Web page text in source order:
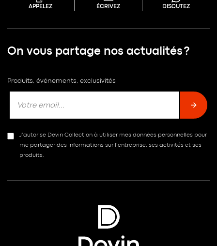
APPELEZ ÉCRIVEZ DISCUTEZ
On vous partage nos actualités ?
Produits, événements, exclusivités
J’autorise Devin Collection à utiliser mes données personnelles pour
me partager des informations sur l’entreprise, ses activités et ses
produits.